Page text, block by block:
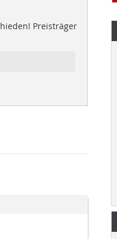
Preisträger